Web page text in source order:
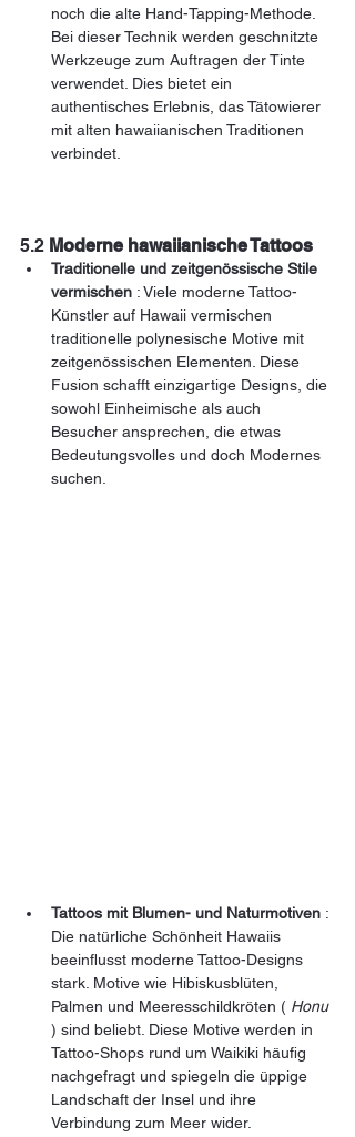
noch die alte Hand-Tapping-Methode.
Bei dieser Technik werden geschnitzte
Werkzeuge zum Auftragen der Tinte
verwendet. Dies bietet ein
authentisches Erlebnis, das Tätowierer
mit alten hawaiianischen Traditionen
verbindet.
5.2 Moderne hawaiianische Tattoos
Traditionelle und zeitgenössische Stile
vermischen : Viele moderne Tattoo-
Künstler auf Hawaii vermischen
traditionelle polynesische Motive mit
zeitgenössischen Elementen. Diese
Fusion schafft einzigartige Designs, die
sowohl Einheimische als auch
Besucher ansprechen, die etwas
Bedeutungsvolles und doch Modernes
suchen.
Tattoos mit Blumen- und Naturmotiven :
Die natürliche Schönheit Hawaiis
beeinflusst moderne Tattoo-Designs
stark. Motive wie Hibiskusblüten,
Palmen und Meeresschildkröten ( Honu
) sind beliebt. Diese Motive werden in
Tattoo-Shops rund um Waikiki häufig
nachgefragt und spiegeln die üppige
Landschaft der Insel und ihre
Verbindung zum Meer wider.